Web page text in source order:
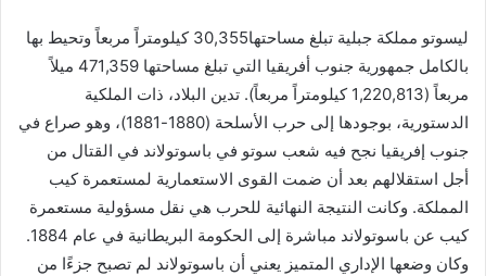
ليسوتو مملكة جبلية تبلغ مساحتها30,355 كيلومتراً مربعاً وتحيط بها
بالكامل جمهورية جنوب أفريقيا التي تبلغ مساحتها 471,359 ميلاً
مربعاً (1,220,813 كيلومتراً مربعاً). تدين البلاد، ذات الملكية
الدستورية، بوجودها إلى حرب الأسلحة (1880-1881)، وهو صراع في
جنوب إفريقيا نجح فيه شعب سوتو في باسوتولاند في القتال من
أجل استقلالهم بعد أن ضمت القوى الاستعمارية لمستعمرة كيب
المملكة. وكانت النتيجة النهائية للحرب هي نقل مسؤولية مستعمرة
كيب عن باسوتولاند مباشرة إلى الحكومة البريطانية في عام 1884.
وكان وضعها الإداري المتميز يعني أن باسوتولاند لم تصبح جزءًا من